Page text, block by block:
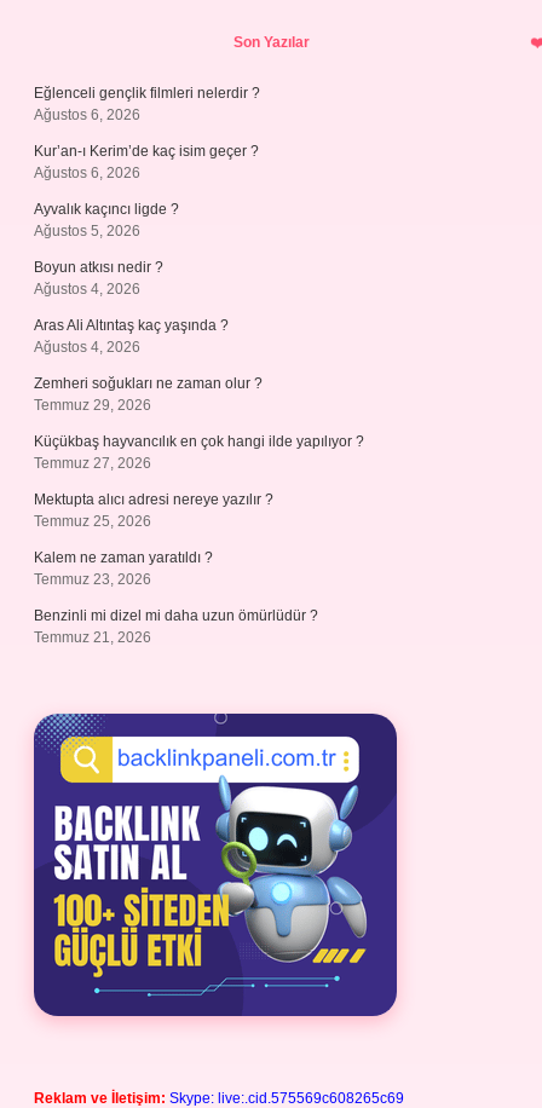
Son Yazılar
Eğlenceli gençlik filmleri nelerdir ?
Ağustos 6, 2026
Kur’an-ı Kerim’de kaç isim geçer ?
Ağustos 6, 2026
Ayvalık kaçıncı ligde ?
Ağustos 5, 2026
Boyun atkısı nedir ?
Ağustos 4, 2026
Aras Ali Altıntaş kaç yaşında ?
Ağustos 4, 2026
Zemheri soğukları ne zaman olur ?
Temmuz 29, 2026
Küçükbaş hayvancılık en çok hangi ilde yapılıyor ?
Temmuz 27, 2026
Mektupta alıcı adresi nereye yazılır ?
Temmuz 25, 2026
Kalem ne zaman yaratıldı ?
Temmuz 23, 2026
Benzinli mi dizel mi daha uzun ömürlüdür ?
Temmuz 21, 2026
Reklam ve İletişim: Skype: live:.cid.575569c608265c69